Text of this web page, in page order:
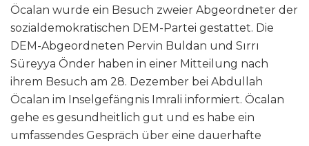
Öcalan wurde ein Besuch zweier Abgeordneter der
sozialdemokratischen DEM-Partei gestattet. Die
DEM-Abgeordneten Pervin Buldan und Sırrı
Süreyya Önder haben in einer Mitteilung nach
ihrem Besuch am 28. Dezember bei Abdullah
Öcalan im Inselgefängnis Imrali informiert. Öcalan
gehe es gesundheitlich gut und es habe ein
umfassendes Gespräch über eine dauerhafte